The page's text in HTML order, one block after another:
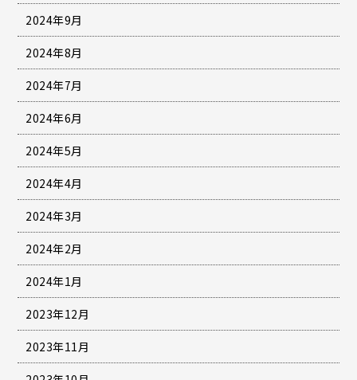
2024年9月
2024年8月
2024年7月
2024年6月
2024年5月
2024年4月
2024年3月
2024年2月
2024年1月
2023年12月
2023年11月